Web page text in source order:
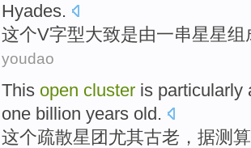
Hyades.
这个V字型大致是由一串星星组
youdao
This open cluster is particularly
one billion years old.
这个疏散星团 尤其古老 ，据测